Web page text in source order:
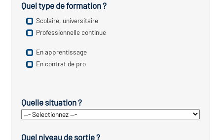
Quel type de formation ?
Scolaire, universitaire
Professionnelle continue
En apprentissage
En contrat de pro
Quelle situation ?
Quel niveau de sortie ?